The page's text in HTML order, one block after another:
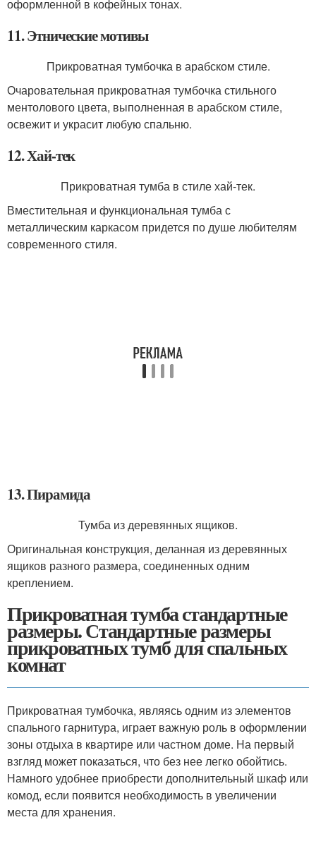
оформленной в кофейных тонах.
11. Этнические мотивы
Прикроватная тумбочка в арабском стиле.
Очаровательная прикроватная тумбочка стильного
ментолового цвета, выполненная в арабском стиле,
освежит и украсит любую спальню.
12. Хай-тек
Прикроватная тумба в стиле хай-тек.
Вместительная и функциональная тумба с
металлическим каркасом придется по душе любителям
современного стиля.
13. Пирамида
Тумба из деревянных ящиков.
Оригинальная конструкция, деланная из деревянных
ящиков разного размера, соединенных одним
креплением.
Прикроватная тумба стандартные
размеры. Стандартные размеры
прикроватных тумб для спальных
комнат
Прикроватная тумбочка, являясь одним из элементов
спального гарнитура, играет важную роль в оформлении
зоны отдыха в квартире или частном доме. На первый
взгляд может показаться, что без нее легко обойтись.
Намного удобнее приобрести дополнительный шкаф или
комод, если появится необходимость в увеличении
места для хранения.